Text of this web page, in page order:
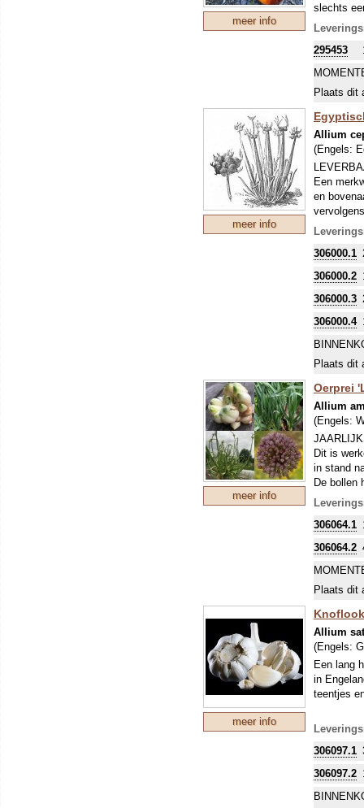
meer info
slechts
King
meer
kersen en
De
grotere
op,
295453
Plaats dit
meer info
Allium
(Engels:
Een
en
lekker
Als de
leveren:
306000.1
306000.2
306000.3
306000.4
Plaats dit
meer info
Oerprei
Allium
(Engels:
Dit is
in stand
De bollen
soort
verfijnde
bloei is
bollen
voor
verward
met een
306064.1
306064.2
Plaats dit
meer info
Allium
(Engels:
Een lang
in
teentjes
306097.1
306097.2